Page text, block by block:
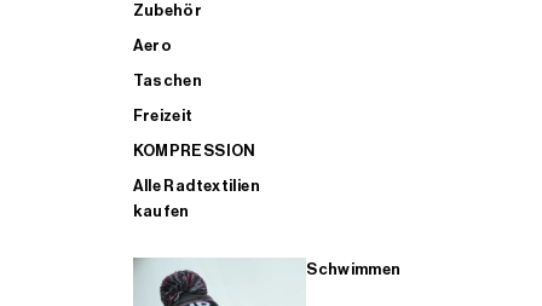
Zubehör
Aero
Taschen
Freizeit
KOMPRESSION
Alle Radtextilien
kaufen
Schwimmen